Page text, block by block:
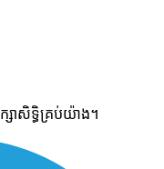
សាសិទ្ធិគ្រប់យ៉ាង។